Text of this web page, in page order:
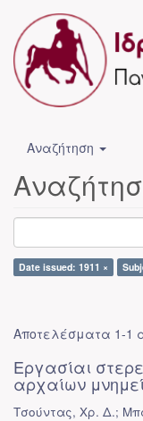
Αναζήτηση
Date issued: 1911 ×
Αποτελέσματα 1-1
Εργασίαι
αρχαίων
Τσούντας, Χρ. Δ.;